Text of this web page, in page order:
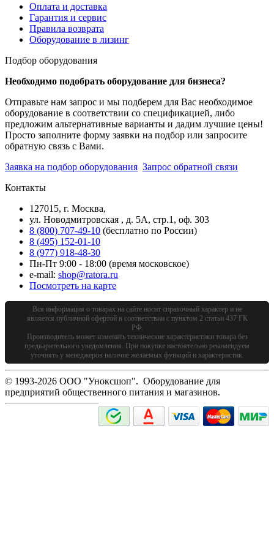
Оплата и доставка
Гарантия и сервис
Правила возврата
Оборудование в лизинг
Подбор оборудования
Необходимо подобрать оборудование для бизнеса?
Отправьте нам запрос и мы подберем для Вас необходимое
оборудование в соответствии со спецификацией, либо
предложим альтернативные варианты и дадим лучшие цены!
Просто заполните форму заявки на подбор или запросите
обратную связь с Вами.
Заявка на подбор оборудования Запрос обратной связи
Контакты
127015, г. Москва,
ул. Новодмитровская , д. 5А, стр.1, оф. 303
8 (800) 707-49-10 (бесплатно по России)
8 (495) 152-01-10
8 (977) 918-48-30
Пн-Пт 9:00 - 18:00 (время московское)
e-mail: shop@ratora.ru
Посмотреть на карте
Вся информация о товарах на сайте носит справочный характер и не
является публичной офертой в соответствии с пунктом 2 статьи 437 ГК
РФ.
Производитель может изменять технические характеристики товара без
предварительного уведомления. При покупке настоятельно рекомендуем
уточнять у менеджеров наличие желаемых функций и характеристик.
© 1993-2026 ООО "Уноксшоп". Оборудование для
предприятий общественного питания и магазинов.